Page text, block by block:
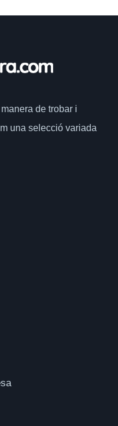
de trobar i
una selecció variada